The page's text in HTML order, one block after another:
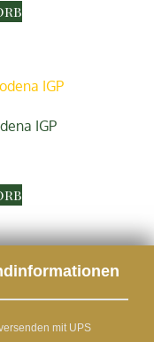
IGP
mit UPS